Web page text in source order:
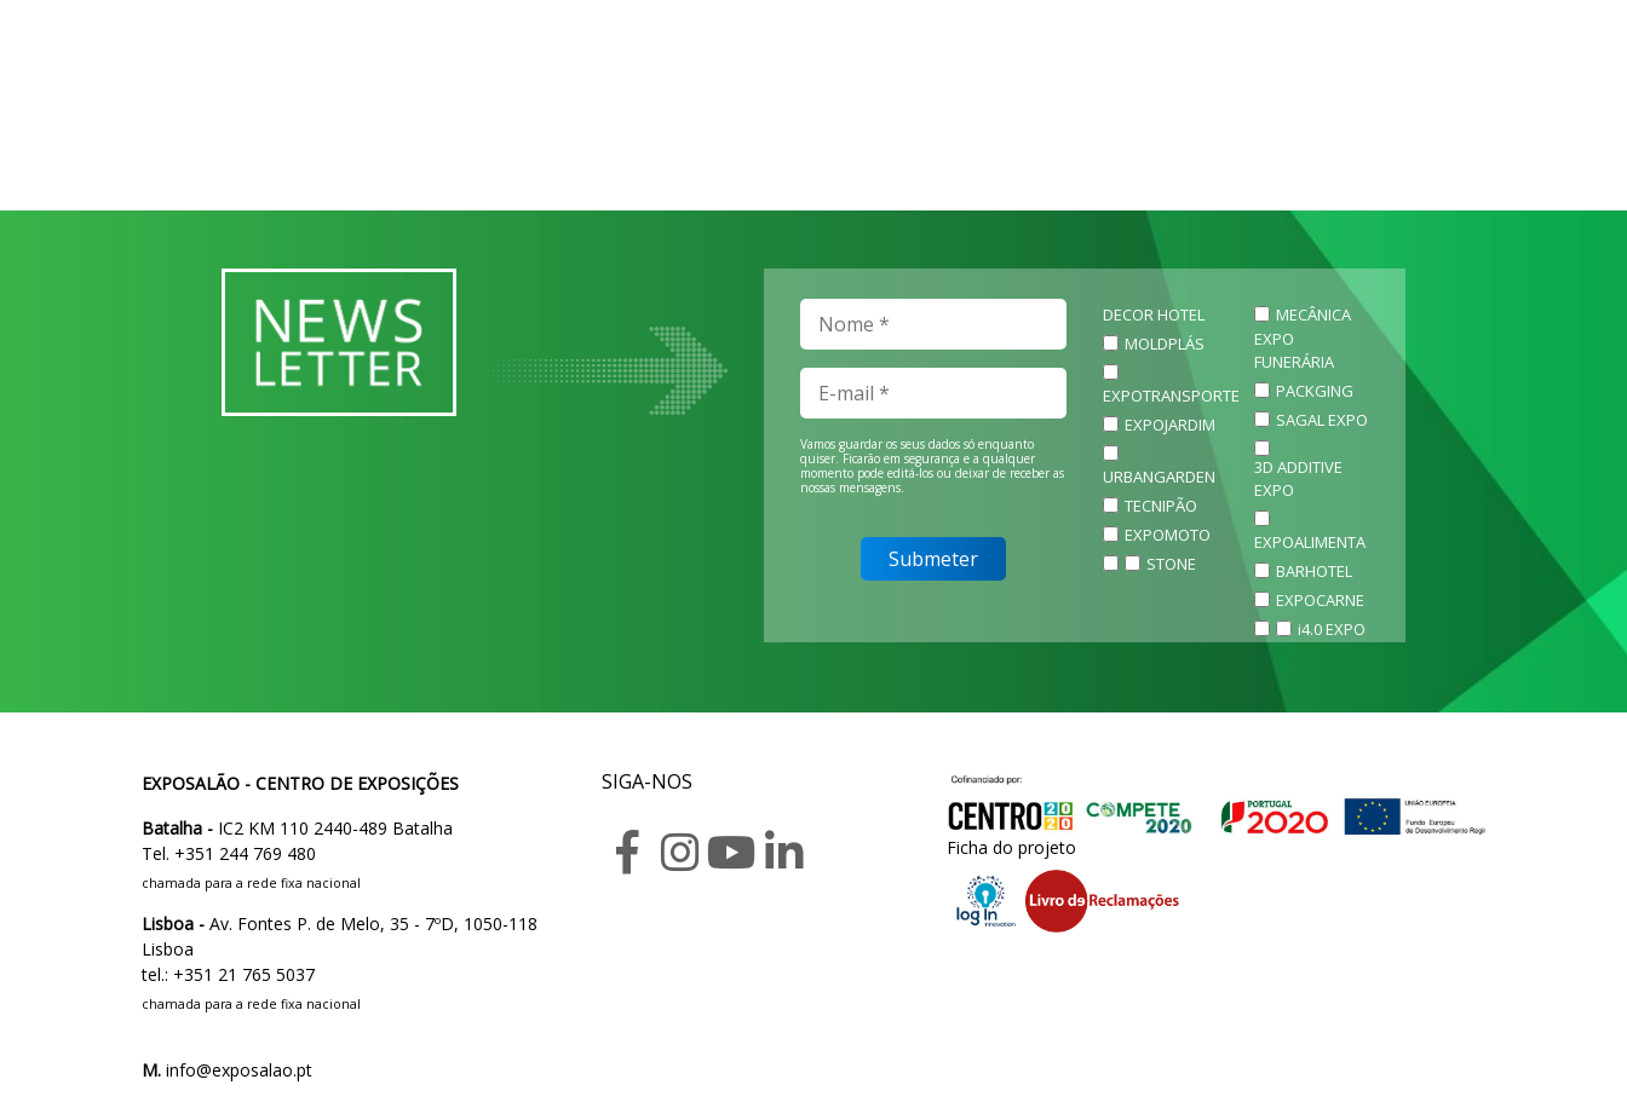
Vamos guardar os seus dados só enquanto
quiser. Ficarão em segurança e a qualquer
momento pode editá-los ou deixar de receber as
nossas mensagens.
DECOR HOTEL
MOLDPLÁS
EXPOTRANSPORTE
EXPOJARDIM
URBANGARDEN
TECNIPÃO
EXPOMOTO
STONE
MECÂNICA
EXPO
FUNERÁRIA
PACKGING
SAGAL EXPO
3D ADDITIVE
EXPO
EXPOALIMENTA
BARHOTEL
EXPOCARNE
i4.0 EXPO
EXPOSALÃO - CENTRO DE EXPOSIÇÕES
Batalha - IC2 KM 110 2440-489 Batalha
Tel. +351 244 769 480
chamada para a rede fixa nacional
Lisboa - Av. Fontes P. de Melo, 35 - 7ºD, 1050-118
Lisboa
tel.: +351 21 765 5037
chamada para a rede fixa nacional
M. info@exposalao.pt
SIGA-NOS
Ficha do projeto